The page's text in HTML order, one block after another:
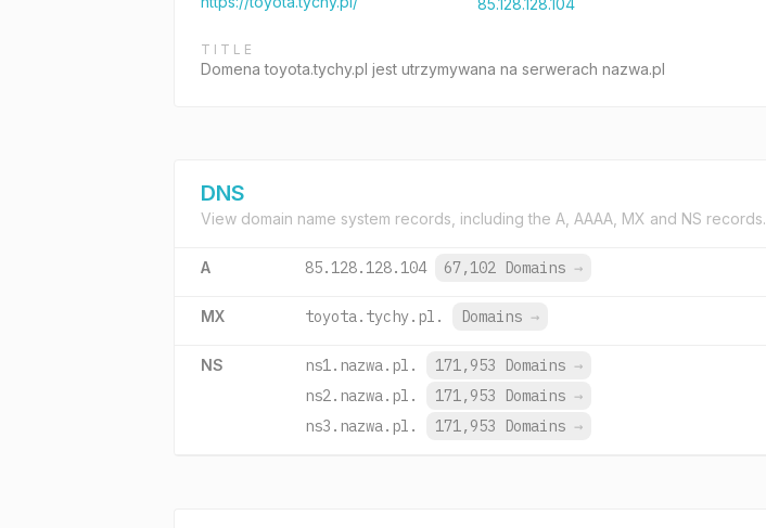
85.128.128.104
TITLE
Domena toyota.tychy.pl jest utrzymywana na serwerach nazwa.pl
DNS
View domain name system records, including the A, AAAA, MX and NS records.
A 85.128.128.104 67,102 Domains →
MX toyota.tychy.pl. Domains →
NS ns1.nazwa.pl. 171,953 Domains →
ns2.nazwa.pl.
171,953 Domains →
ns3.nazwa.pl.
171,953 Domains →